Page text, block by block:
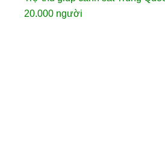
20.000 người